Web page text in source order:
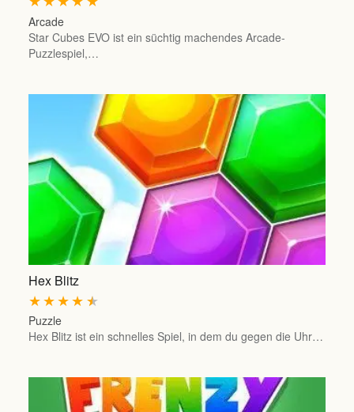
Arcade
Star Cubes EVO ist ein süchtig machendes Arcade-
Puzzlespiel,…
Hex Blitz
★
★
★
★
★
Puzzle
Hex Blitz ist ein schnelles Spiel, in dem du gegen die Uhr…